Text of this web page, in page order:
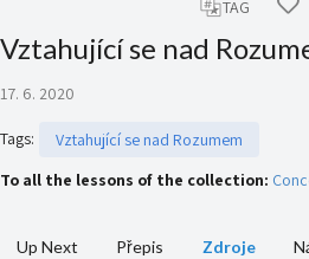
TAG
Vztahující se nad
17. 6. 2020
Tags:
Vztahující se nad Rozumem
To all the lessons of the collection:
Up Next Přepis Zdroje